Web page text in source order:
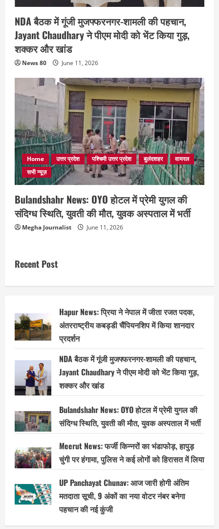
NDA बैठक में गूंजी मुजफ्फरनगर-शामली की पहचान,
Jayant Chaudhary ने पीएम मोदी को भेंट किया गुड़,
शक्कर और खांड
News 80 June 11, 2026
Home उत्तर प्रदेश पश्चिमी उत्तर प्रदेश बुलंदशहर
वायरल
सभी न्यूज़
Bulandshahr News: OYO होटल में प्रेमी युगल की
संदिग्ध स्थिति, युवती की मौत, युवक अस्पताल में भर्ती
Megha Journalist June 11, 2026
Recent Post
Hapur News: प्रिया ने नेपाल में जीता रजत पदक,
अंतरराष्ट्रीय कबड्डी चैंपियनशिप में किया शानदार
प्रदर्शन
NDA बैठक में गूंजी मुजफ्फरनगर-शामली की पहचान,
Jayant Chaudhary ने पीएम मोदी को भेंट किया गुड़,
शक्कर और खांड
Bulandshahr News: OYO होटल में प्रेमी युगल की
संदिग्ध स्थिति, युवती की मौत, युवक अस्पताल में भर्ती
Meerut News: फर्जी किन्नरों का भंडाफोड़, हापुड़
चुंगी पर हंगामा, पुलिस ने कई लोगों को हिरासत में लिया
UP Panchayat Chunav: आज जारी होगी अंतिम
मतदाता सूची, 9 अंकों का नया वोटर नंबर बनेगा
पहचान की नई कुंजी